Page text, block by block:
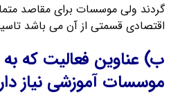
گردند ولی موسسات برای مقاصد
اقتصادی قسمتی از آن می باشد
ب) عناوین فعالیت که
موسسات آموزشی نیاز